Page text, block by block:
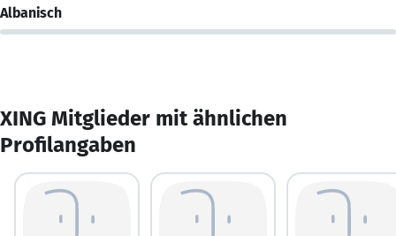
Albanisch
XING Mitglieder mit ähnlichen
Profilangaben